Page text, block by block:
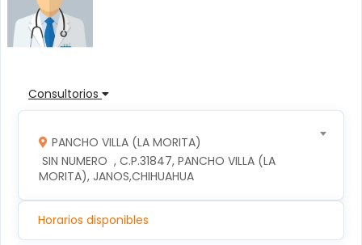
Consultorios
PANCHO VILLA (LA MORITA)
MORITA), JANOS,CHIHUAHUA
Horarios disponibles